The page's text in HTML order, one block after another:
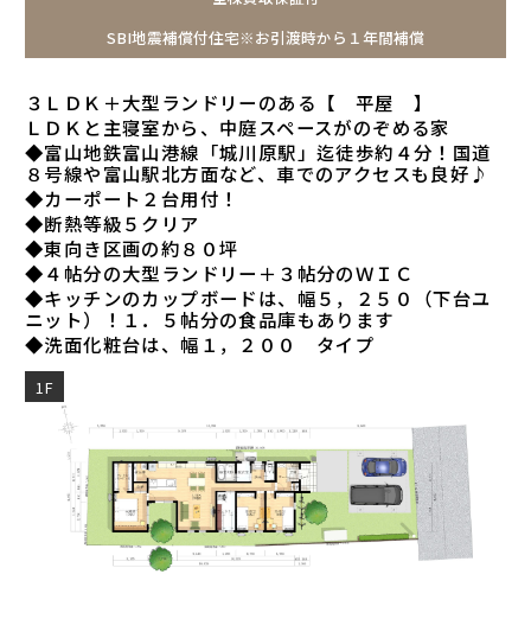
SBI地震補償付住宅※お引渡時から１年間補償
３ＬＤＫ＋大型ランドリーのある【 平屋 】
ＬＤＫと主寝室から、中庭スペースがのぞめる家
◆富山地鉄富山港線「城川原駅」迄徒歩約４分！国道
８号線や富山駅北方面など、車でのアクセスも良好♪
◆カーポート２台用付！
◆断熱等級５クリア
◆東向き区画の約８０坪
◆４帖分の大型ランドリー＋３帖分のＷＩＣ
◆キッチンのカップボードは、幅５，２５０（下台ユ
ニット）！１．５帖分の食品庫もあります
◆洗面化粧台は、幅１，２００ タイプ
1F